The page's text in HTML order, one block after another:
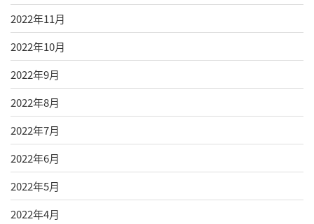
2022年11月
2022年10月
2022年9月
2022年8月
2022年7月
2022年6月
2022年5月
2022年4月